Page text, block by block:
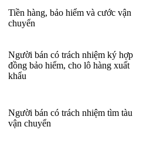
Tiền hàng, bảo hiểm và cước vận
chuyển
Người bán có trách nhiệm ký hợp
đồng bảo hiểm, cho lô hàng xuất
khẩu
Người bán có trách nhiệm tìm tàu
vận chuyển